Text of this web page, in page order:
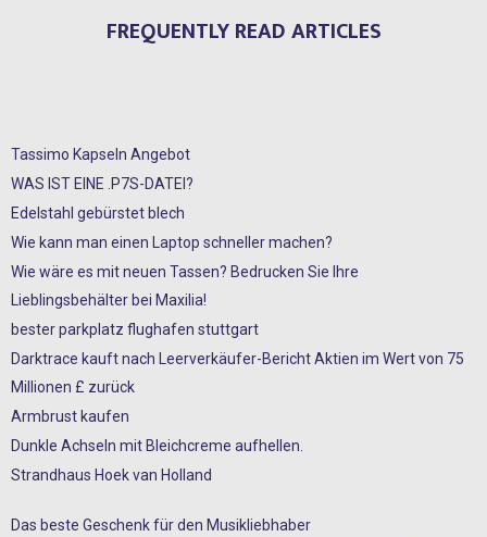
FREQUENTLY READ ARTICLES
Tassimo Kapseln Angebot
WAS IST EINE .P7S-DATEI?
Edelstahl gebürstet blech
Wie kann man einen Laptop schneller machen?
Wie wäre es mit neuen Tassen? Bedrucken Sie Ihre
Lieblingsbehälter bei Maxilia!
bester parkplatz flughafen stuttgart
Darktrace kauft nach Leerverkäufer-Bericht Aktien im Wert von 75
Millionen £ zurück
Armbrust kaufen
Dunkle Achseln mit Bleichcreme aufhellen.
Strandhaus Hoek van Holland
Das beste Geschenk für den Musikliebhaber